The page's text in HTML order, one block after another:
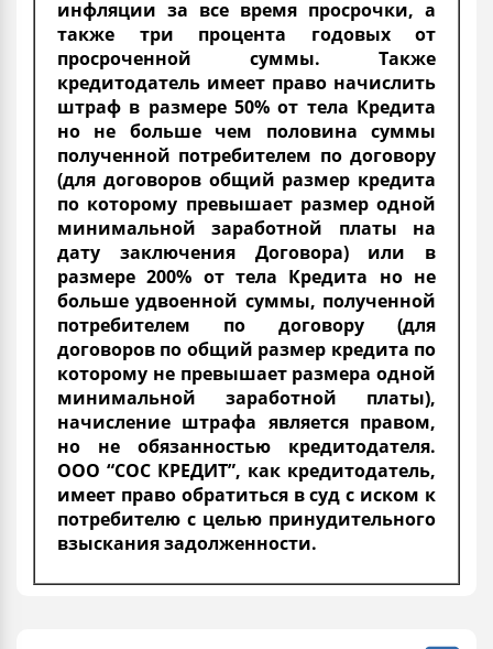
инфляции за все время просрочки, а
также три процента годовых от
просроченной суммы. Также
кредитодатель имеет право начислить
штраф в размере 50% от тела Кредита
но не больше чем половина суммы
полученной потребителем по договору
(для договоров общий размер кредита
по которому превышает размер одной
минимальной заработной платы на
дату заключения Договора) или в
размере 200% от тела Кредита но не
больше удвоенной суммы, полученной
потребителем по договору (для
договоров по общий размер кредита по
которому не превышает размера одной
минимальной заработной платы),
начисление штрафа является правом,
но не обязанностью кредитодателя.
ООО “СОС КРЕДИТ”, как кредитодатель,
имеет право обратиться в суд с иском к
потребителю с целью принудительного
взыскания задолженности.